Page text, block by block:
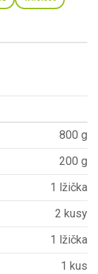
800 g
200 g
1 lžička
2 kusy
1 lžička
1 kus